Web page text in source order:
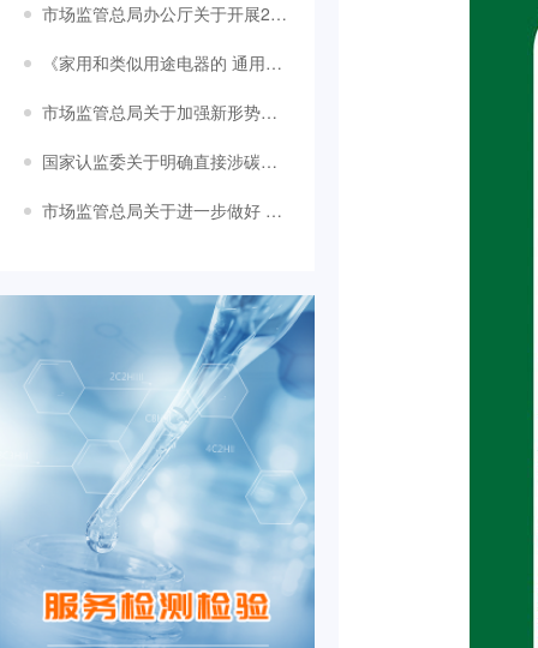
市场监管总局办公厅关于开展2024年国家级检验检测机构能力验证工作的通知
《家用和类似用途电器的 通用图形标志》国家标准
市场监管总局关于加强新形势下 产品质量安全风险监控工作的意见
国家认监委关于明确直接涉碳类 认证规则备案要求的通知
市场监管总局关于进一步做好 《电梯监督检验和定期检验规则》 《电梯自行检测规则》实施工作的通知